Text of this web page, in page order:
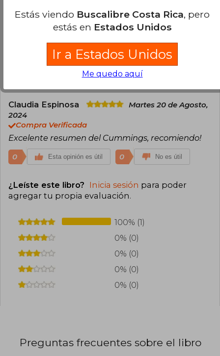
Opiniones del libro
Claudia Espinosa
Martes 20 de Agosto,
2024
Compra Verificada
Excelente resumen del Cummings, recomiendo!
0 Esta opinión es útil 0 No es útil
¿Leíste este libro? Inicia sesión para poder
agregar tu propia evaluación.
100% (1)
0% (0)
0% (0)
0% (0)
0% (0)
Preguntas frecuentes sobre el libro
Estás viendo Buscalibre Costa Rica, pero
estás en Estados Unidos
Ir a Estados Unidos
Me quedo aquí